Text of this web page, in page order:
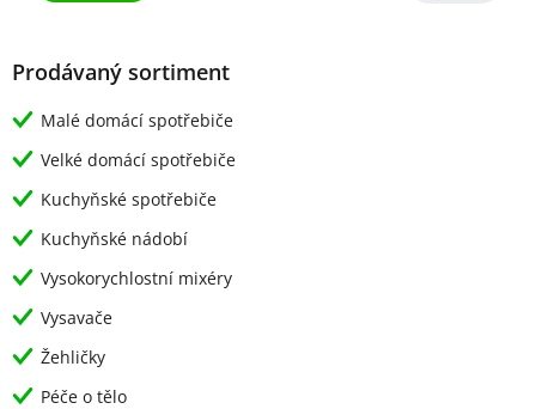
Prodávaný sortiment
Malé domácí spotřebiče
Velké domácí spotřebiče
Kuchyňské spotřebiče
Kuchyňské nádobí
Vysokorychlostní mixéry
Vysavače
Žehličky
Péče o tělo